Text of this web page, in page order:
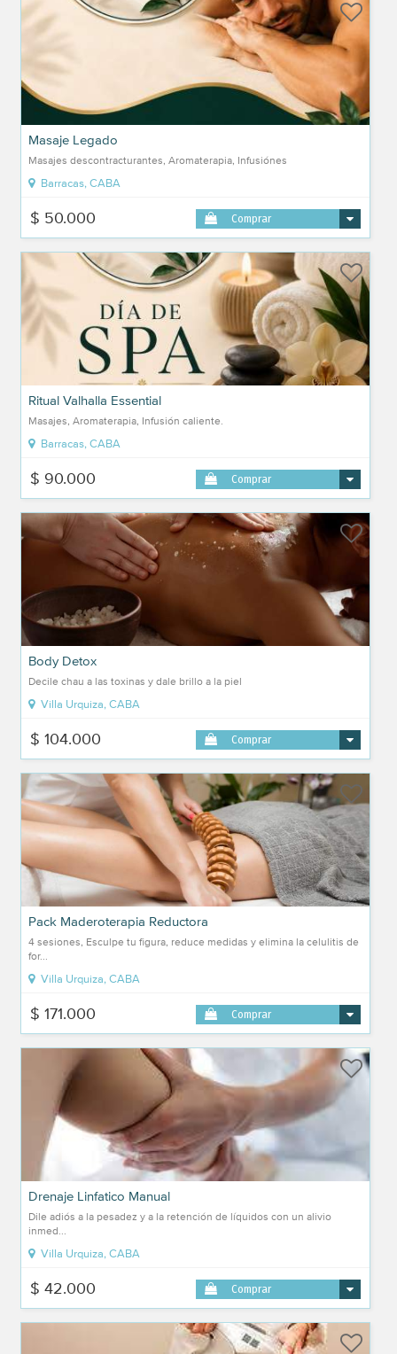
Masaje Legado
Masajes descontracturantes, Aromaterapia, Infusiónes
Barracas, CABA
$ 50.000 Comprar
Ritual Valhalla Essential
Masajes, Aromaterapia, Infusión caliente.
Barracas, CABA
$ 90.000 Comprar
Body Detox
Decile chau a las toxinas y dale brillo a la piel
Villa Urquiza, CABA
$ 104.000 Comprar
Pack Maderoterapia Reductora
4 sesiones, Esculpe tu figura, reduce medidas y elimina la celulitis de
for...
Villa Urquiza, CABA
$ 171.000 Comprar
Drenaje Linfatico Manual
Dile adiós a la pesadez y a la retención de líquidos con un alivio
inmed...
Villa Urquiza, CABA
$ 42.000 Comprar